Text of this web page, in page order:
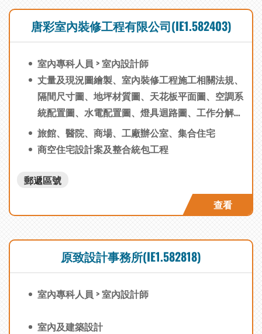
唐彩室內裝修工程有限公司(IE1.582403)
室內專科人員 > 室內設計師
丈量及現況圖繪製、室內裝修工程施工相關法規、
隔間尺寸圖、地坪材質圖、天花板平面圖、空調系
統配置圖、水電配置圖、燈具迴路圖、工作分解結
構、資源分派、任務排程、進度追蹤、製作施工查
核簡報、監造人員指揮管理、設備表、材料表、傢
製作、工作時程擬定、立面索引圖、各向立面圖、
旅館、醫院、商場、工廠辦公室、集合住宅
商空住宅設計案及整合統包工程
郵遞區號
查看
原致設計事務所(IE1.582818)
室內專科人員 > 室內設計師
室內及建築設計